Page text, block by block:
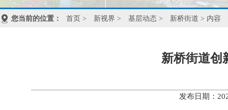
您当前的位置： 首页 > 新视界 > 基层动态 > 新桥街道 > 内容
新桥街道创
发布日期：